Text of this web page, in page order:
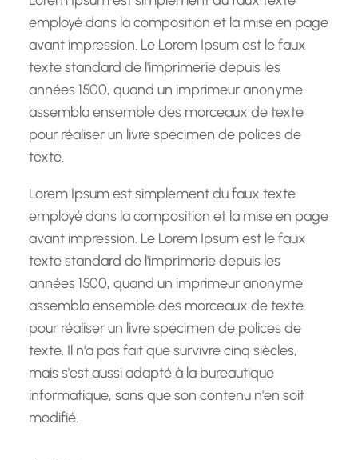
employé dans la composition et la mise en page
avant impression. Le Lorem Ipsum est le faux
texte standard de l'imprimerie depuis les
années 1500, quand un imprimeur anonyme
assembla ensemble des morceaux de texte
pour réaliser un livre spécimen de polices de
texte.
Lorem Ipsum est simplement du faux texte
employé dans la composition et la mise en page
avant impression. Le Lorem Ipsum est le faux
texte standard de l'imprimerie depuis les
années 1500, quand un imprimeur anonyme
assembla ensemble des morceaux de texte
pour réaliser un livre spécimen de polices de
texte. Il n'a pas fait que survivre cinq siècles,
mais s'est aussi adapté à la bureautique
informatique, sans que son contenu n'en soit
modifié.